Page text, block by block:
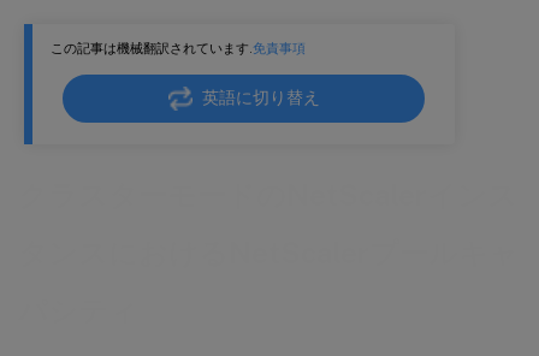
この記事は機械翻訳されています.免責事項
英語に切り替え